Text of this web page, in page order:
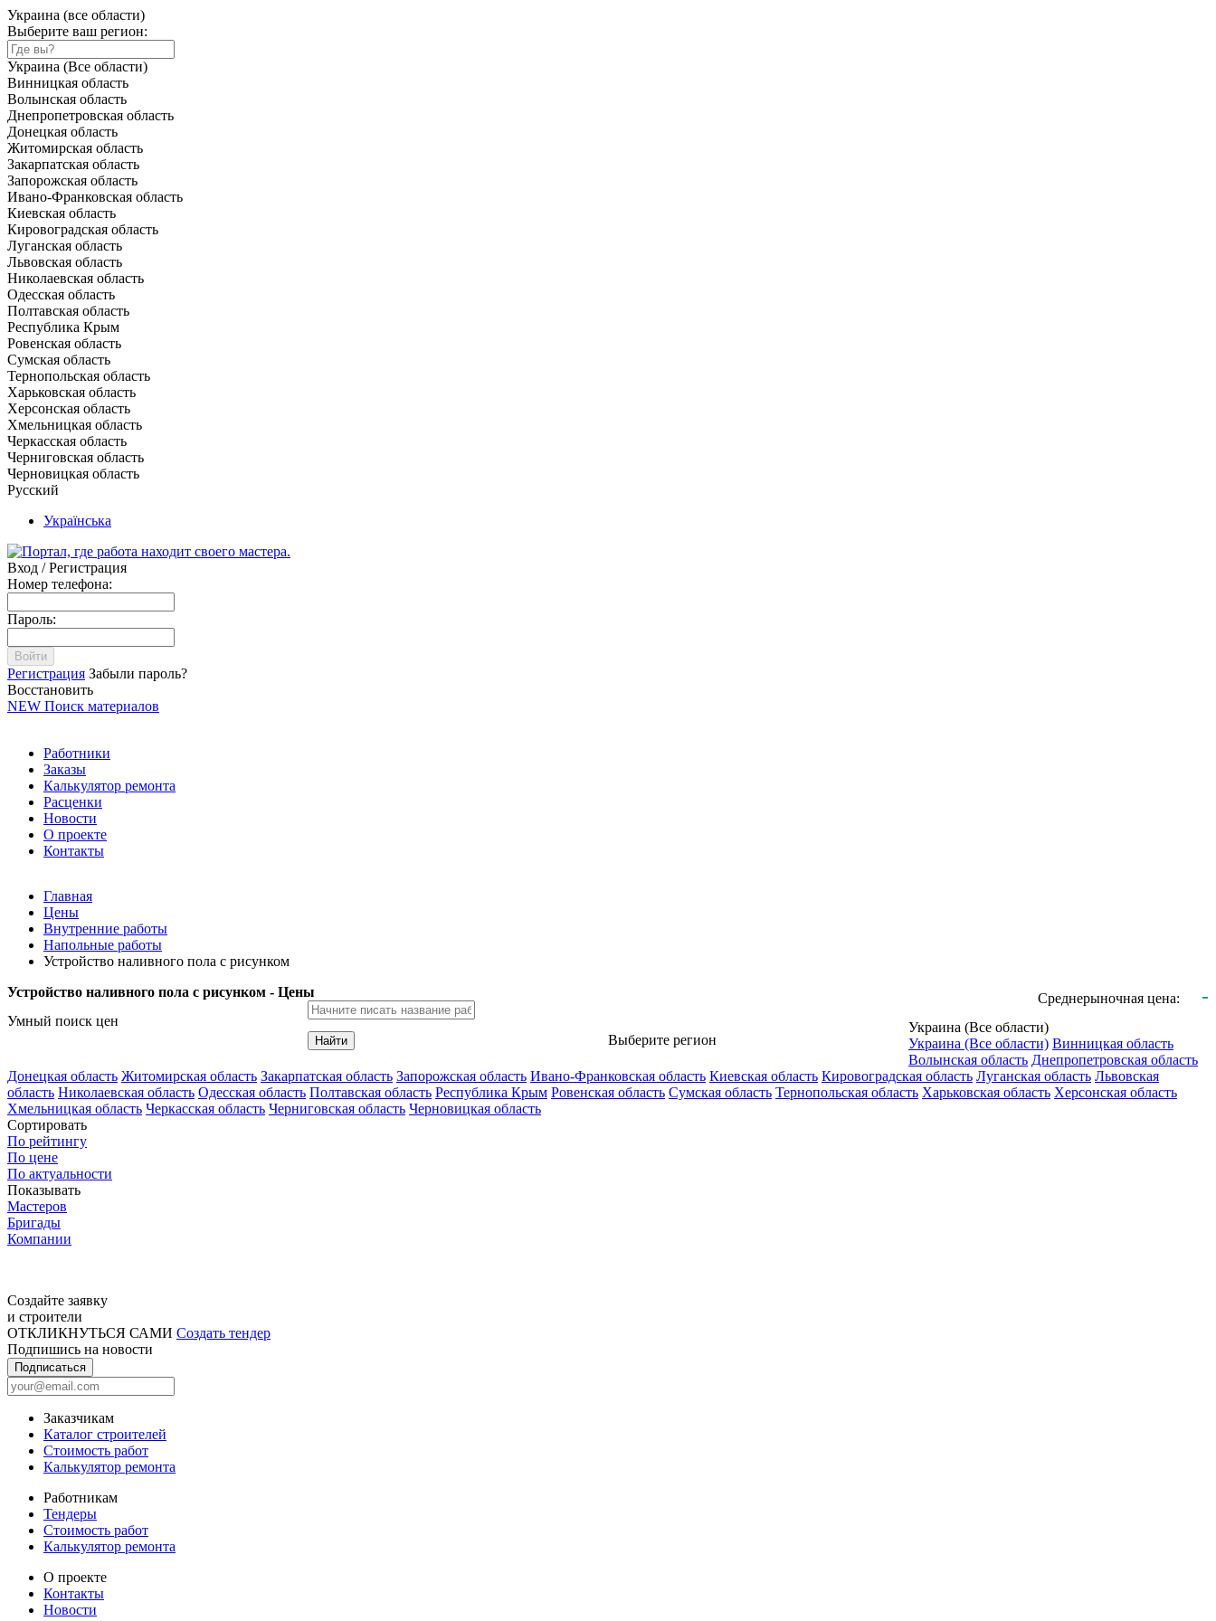
Украина (все области)
Выберите ваш регион:
Украина (Все области)
Винницкая область
Волынская область
Днепропетровская область
Донецкая область
Житомирская область
Закарпатская область
Запорожская область
Ивано-Франковская область
Киевская область
Кировоградская область
Луганская область
Львовская область
Николаевская область
Одесская область
Полтавская область
Республика Крым
Ровенская область
Сумская область
Тернопольская область
Харьковская область
Херсонская область
Хмельницкая область
Черкасская область
Черниговская область
Черновицкая область
Русский
Українська
Вход / Регистрация
Номер телефона:
Пароль:
Войти
Регистрация Забыли пароль?
Восстановить
NEW Поиск материалов
Работники
Заказы
Калькулятор ремонта
Расценки
Новости
О проекте
Контакты
Главная
Цены
Внутренние работы
Напольные работы
Устройство наливного пола с рисунком
Устройство наливного пола с рисунком - Цены
Среднерыночная цена: -
Умный поиск цен
Найти Выберите регион
Украина (Все области)
Украина (Все области) Винницкая область
Волынская область Днепропетровская область
Донецкая область Житомирская область Закарпатская область Запорожская область Ивано-Франковская область Киевская область Кировоградская область Луганская область Львовская
область Николаевская область Одесская область Полтавская область Республика Крым Ровенская область Сумская область Тернопольская область Харьковская область Херсонская область
Хмельницкая область Черкасская область Черниговская область Черновицкая область
Сортировать
По рейтингу
По цене
По актуальности
Показывать
Мастеров
Бригады
Компании
Создайте заявку
и строители
ОТКЛИКНУТЬСЯ САМИ Создать тендер
Подпишись на новости
Подписаться
Заказчикам
Каталог строителей
Стоимость работ
Калькулятор ремонта
Работникам
Тендеры
Стоимость работ
Калькулятор ремонта
О проекте
Контакты
Новости